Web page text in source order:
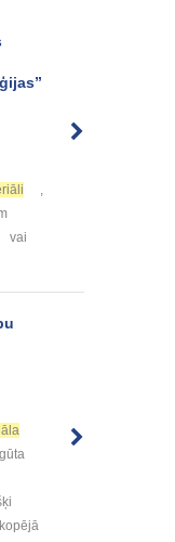
,
vai